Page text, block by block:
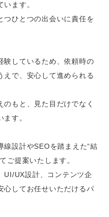
ます。
つひとつの出会いに責任を
験しているため、依頼時の
えで、安心して進められる
もと、見た目だけでなく
す。
線設計やSEOを踏まえた“結
ご提案いたします。
UI/UX設計、コンテンツ企
心してお任せいただけるパ